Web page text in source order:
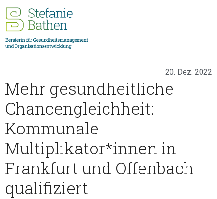
20. Dez. 2022
Mehr gesundheitliche
Chancengleichheit:
Kommunale
Multiplikator*innen in
Frankfurt und Offenbach
qualifiziert